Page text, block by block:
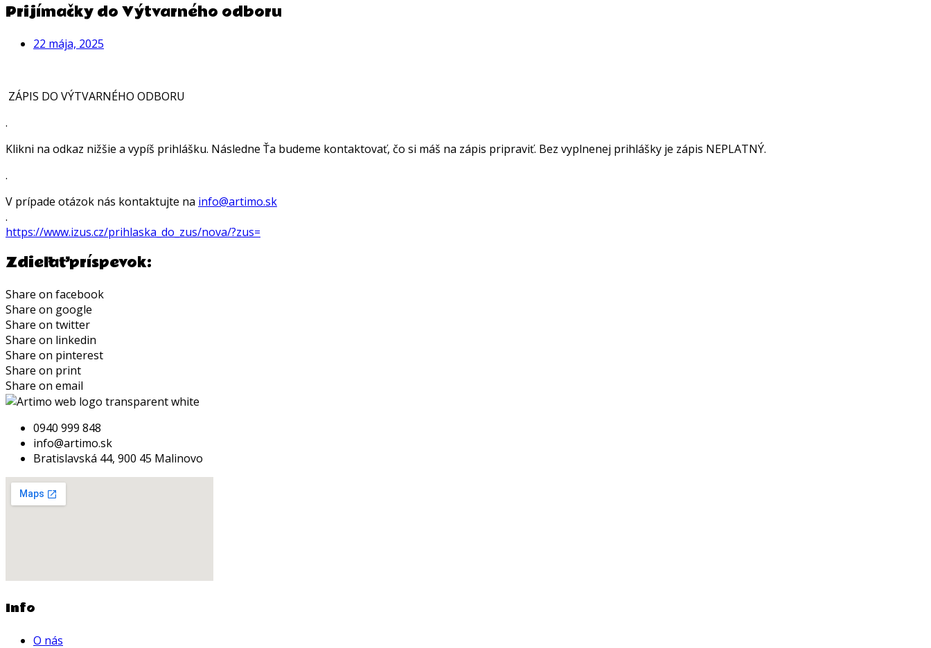
Prijímačky do Výtvarného odboru
22 mája, 2025
ZÁPIS DO VÝTVARNÉHO ODBORU
.
Klikni na odkaz nižšie a vypíš prihlášku. Následne Ťa budeme kontaktovať, čo si máš na zápis pripraviť. Bez vyplnenej prihlášky je zápis NEPLATNÝ.
.
V prípade otázok nás kontaktujte na info@artimo.sk
.
https://www.izus.cz/prihlaska_ do_zus/nova/?zus=
Zdieľať príspevok:
Share on facebook
Share on google
Share on twitter
Share on linkedin
Share on pinterest
Share on print
Share on email
0940 999 848
info@artimo.sk
Bratislavská 44, 900 45 Malinovo
Info
O nás